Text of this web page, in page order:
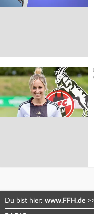
Du bist hier: www.FFH.de